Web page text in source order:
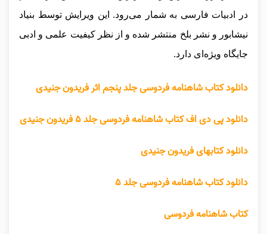
در ادبیات فارسی به شمار می‌رود. این ویرایش توسط بنیاد
نیشابور و نشر بلخ منتشر شده و از نظر کیفیت علمی و ادبی
جایگاه ویژه‌ای دارد.
دانلود کتاب شاهنامه فردوسی جلد پنجم اثر فریدون جنیدی
دانلود پی دی اف کتاب شاهنامه فردوسی جلد ۵ فریدون جنیدی
دانلود کتابهای فریدون جنیدی
دانلود کتاب شاهنامه فردوسی جلد ۵
کتاب شاهنامه فردوسی